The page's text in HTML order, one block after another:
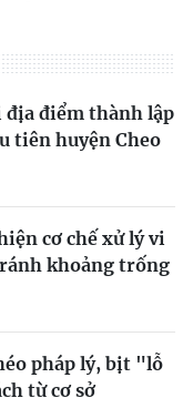
địa điểm thành lập
tiên huyện Cheo
cơ chế xử lý vi
khoảng trống
pháp lý, bịt "lỗ
từ cơ sở